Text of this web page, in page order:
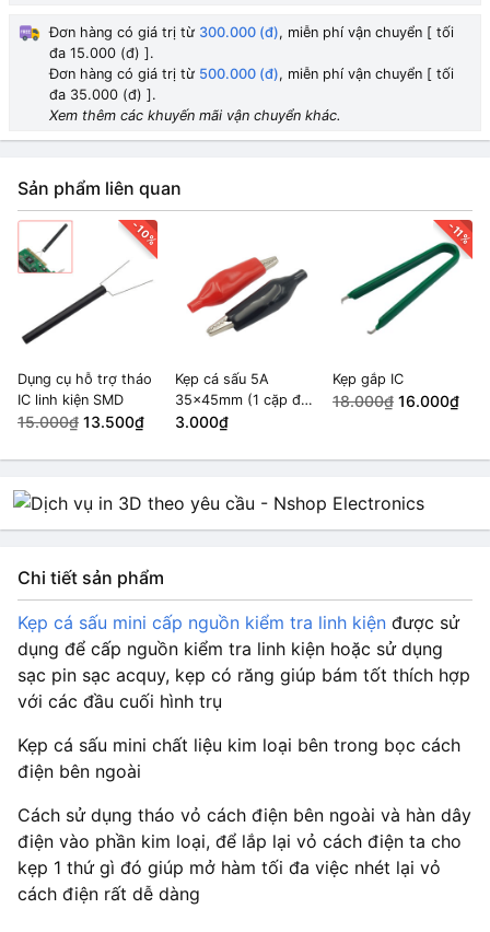
Đơn hàng có giá trị từ 300.000 (đ), miễn phí vận chuyển [ tối
đa 15.000 (đ) ].
Đơn hàng có giá trị từ 500.000 (đ), miễn phí vận chuyển [ tối
đa 35.000 (đ) ].
Xem thêm các khuyến mãi vận chuyển khác.
Sản phẩm liên quan
-10%
Dụng cụ hỗ trợ tháo
IC linh kiện SMD
15.000₫ 13.500₫
Kẹp cá sấu 5A
35x45mm (1 cặp đỏ
đen)
3.000₫
-11%
Kẹp gắp IC
18.000₫ 16.000₫
Chi tiết sản phẩm
Kẹp cá sấu mini cấp nguồn kiểm tra linh kiện được sử
dụng để cấp nguồn kiểm tra linh kiện hoặc sử dụng
sạc pin sạc acquy, kẹp có răng giúp bám tốt thích hợp
với các đầu cuối hình trụ
Kẹp cá sấu mini chất liệu kim loại bên trong bọc cách
điện bên ngoài
Cách sử dụng tháo vỏ cách điện bên ngoài và hàn dây
điện vào phần kim loại, để lắp lại vỏ cách điện ta cho
kẹp 1 thứ gì đó giúp mở hàm tối đa việc nhét lại vỏ
cách điện rất dễ dàng